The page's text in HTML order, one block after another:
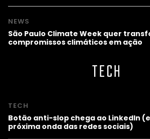
NEWS
São Paulo Climate Week quer
compromissos climáticos em ação
TECH
TECH
Botão anti-slop chega ao LinkedIn
próxima onda das redes sociais)